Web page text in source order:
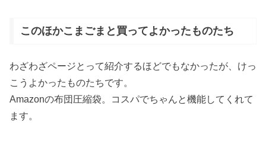
このほかこまごまと買ってよかったものたち
わざわざページとって紹介するほどでもなかったが、けっ
こうよかったものたちです。
Amazonの布団圧縮袋。コスパでちゃんと機能してくれて
ます。